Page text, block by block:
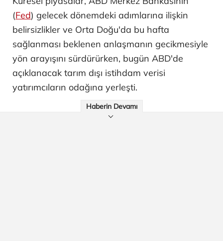
(Fed) gelecek dönemdeki adımlarına ilişkin
belirsizlikler ve Orta Doğu'da bu hafta
sağlanması beklenen anlaşmanın gecikmesiyle
yön arayışını sürdürürken, bugün ABD'de
açıklanacak tarım dışı istihdam verisi
yatırımcıların odağına yerleşti.
Haberin Devamı